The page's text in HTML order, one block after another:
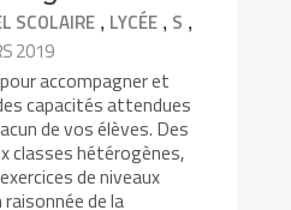
SCOLAIRE , LYCÉE , S ,
2019
accompagner et
capacités attendues
de vos élèves. Des
classes hétérogènes,
de niveaux
de la